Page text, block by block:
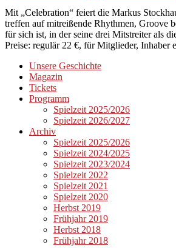
Mit „Celebration“ feiert die Markus
treffen auf mitreißende Rhythmen, Groove
für sich ist, in der seine drei Mitstreiter als
Preise: regulär 22 €, für Mitglieder, Inhaber
Unsere Geschichte
Magazin
Tickets
Programm
Spielzeit 2025/2026
Spielzeit 2026/2027
Archiv
Spielzeit 2025/2026
Spielzeit 2024/2025
Spielzeit 2023/2024
Spielzeit 2022
Spielzeit 2021
Spielzeit 2020
Herbst 2019
Frühjahr 2019
Herbst 2018
Frühjahr 2018